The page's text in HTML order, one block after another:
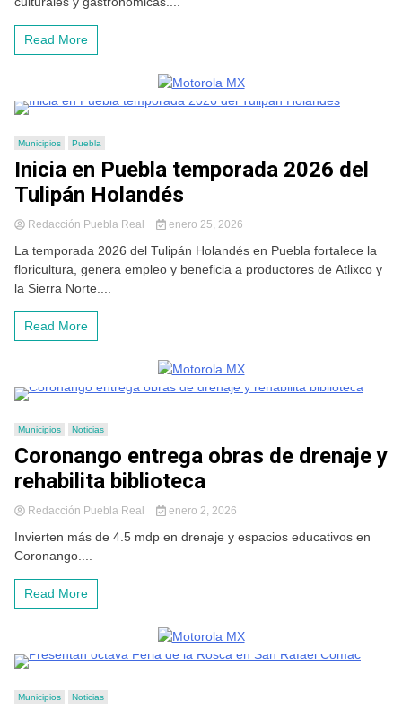
Read More
Municipios Puebla
Inicia en Puebla temporada 2026 del
Tulipán Holandés
Redacción Puebla Real enero 25, 2026
La temporada 2026 del Tulipán Holandés en Puebla fortalece la
floricultura, genera empleo y beneficia a productores de Atlixco y
la Sierra Norte....
Read More
Municipios Noticias
Coronango entrega obras de drenaje y
rehabilita biblioteca
Redacción Puebla Real enero 2, 2026
Invierten más de 4.5 mdp en drenaje y espacios educativos en
Coronango....
Read More
Municipios Noticias